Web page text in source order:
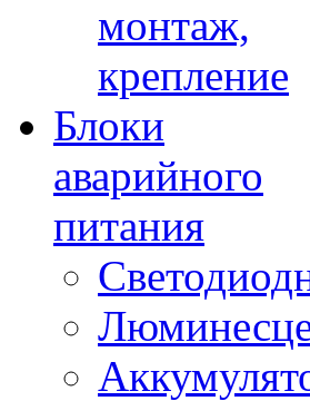
монтаж,
крепление
Блоки
аварийного
питания